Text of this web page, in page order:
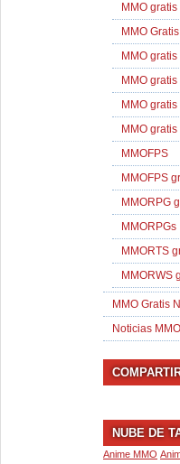
MMO
MMO
MMO
MMO
MMO
MMO gratis
MMOFPS
MMOFPS
MMORPG
MMORPGs
MMORTS
MMORWS
MMO Gratis
Noticias MMO
NUBE DE
Anime MMO